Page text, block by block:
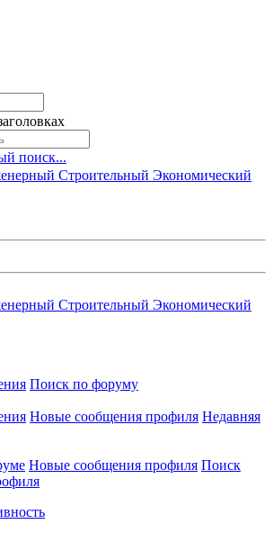
поиск...
Поиск по форуму
Новые сообщения профиля Недавняя
Новые сообщения профиля Поиск